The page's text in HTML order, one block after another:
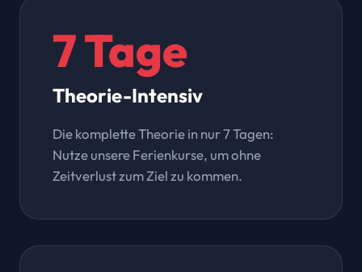
7 Tage
Theorie-Intensiv
Die komplette Theorie in nur 7 Tagen:
Nutze unsere Ferienkurse, um ohne
Zeitverlust zum Ziel zu kommen.